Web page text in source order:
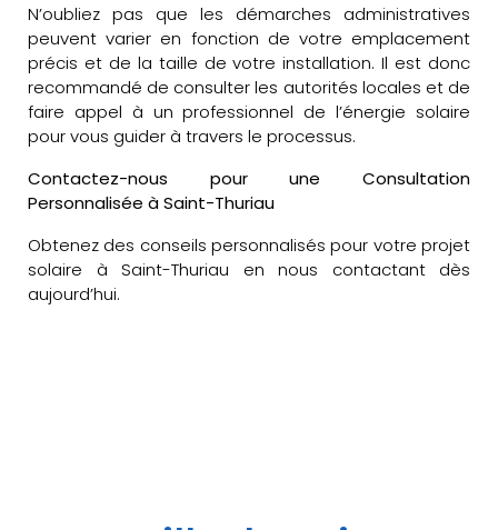
N’oubliez pas que les démarches administratives
peuvent varier en fonction de votre emplacement
précis et de la taille de votre installation. Il est donc
recommandé de consulter les autorités locales et de
faire appel à un professionnel de l’énergie solaire
pour vous guider à travers le processus.
Contactez-nous pour une Consultation
Personnalisée à Saint-Thuriau
Obtenez des conseils personnalisés pour votre projet
solaire à Saint-Thuriau en nous contactant dès
aujourd’hui.